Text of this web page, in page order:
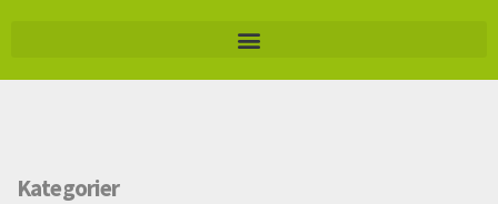
Kategorier